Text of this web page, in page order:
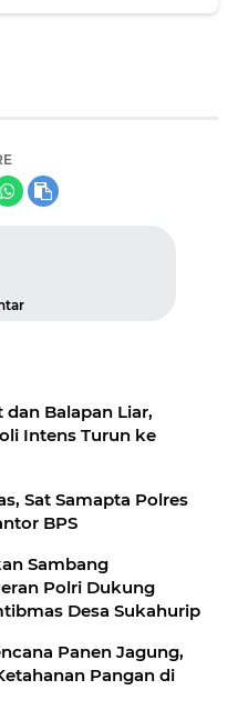
Balapan Liar,
Intens Turun ke
Sat Samapta Polres
BPS
Sambang
Polri Dukung
Desa Sukahurip
Panen Jagung,
Pangan di